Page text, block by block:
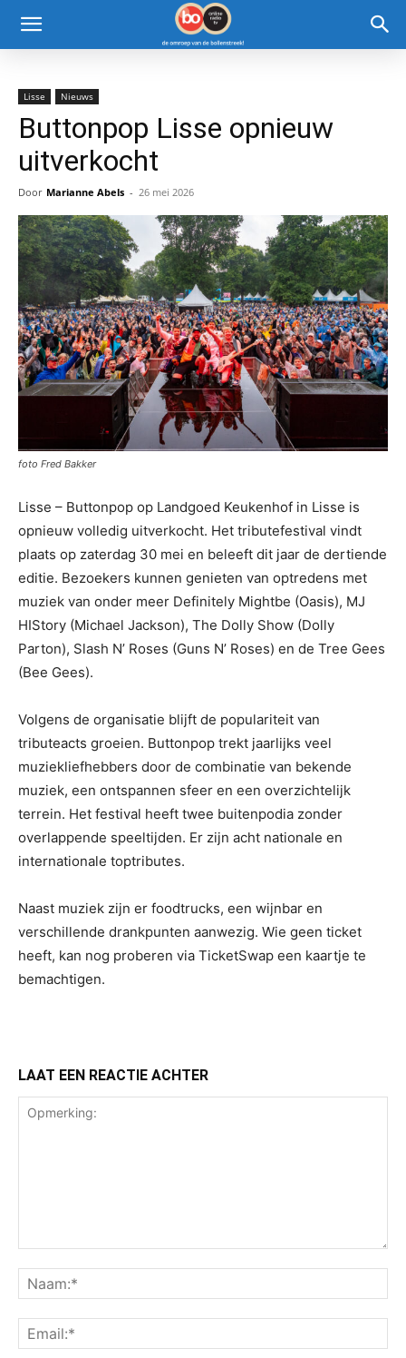
Lisse Nieuws
Buttonpop Lisse opnieuw
uitverkocht
Door Marianne Abels - 26 mei 2026
foto Fred Bakker
Lisse – Buttonpop op Landgoed Keukenhof in Lisse is
opnieuw volledig uitverkocht. Het tributefestival vindt
plaats op zaterdag 30 mei en beleeft dit jaar de dertiende
editie. Bezoekers kunnen genieten van optredens met
muziek van onder meer Definitely Mightbe (Oasis), MJ
HIStory (Michael Jackson), The Dolly Show (Dolly
Parton), Slash N’ Roses (Guns N’ Roses) en de Tree Gees
(Bee Gees).
Volgens de organisatie blijft de populariteit van
tributeacts groeien. Buttonpop trekt jaarlijks veel
muziekliefhebbers door de combinatie van bekende
muziek, een ontspannen sfeer en een overzichtelijk
terrein. Het festival heeft twee buitenpodia zonder
overlappende speeltijden. Er zijn acht nationale en
internationale toptributes.
Naast muziek zijn er foodtrucks, een wijnbar en
verschillende drankpunten aanwezig. Wie geen ticket
heeft, kan nog proberen via TicketSwap een kaartje te
bemachtigen.
LAAT EEN REACTIE ACHTER